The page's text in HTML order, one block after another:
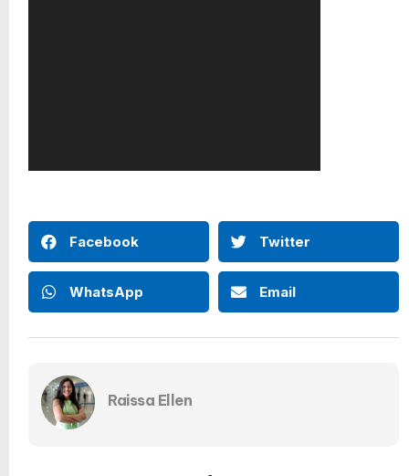
Facebook Twitter
WhatsApp Email
Raissa Ellen